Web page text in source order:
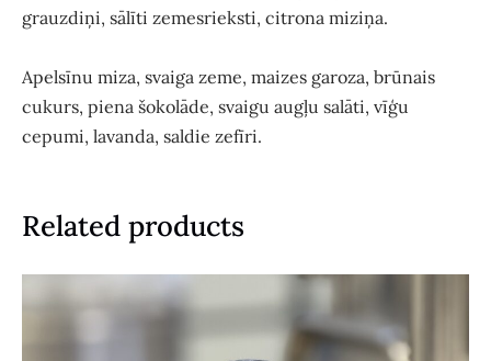
grauzdiņi, sālīti zemesrieksti, citrona miziņa.
Apelsīnu miza, svaiga zeme, maizes garoza, brūnais
cukurs, piena šokolāde, svaigu augļu salāti, vīģu
cepumi, lavanda, saldie zefīri.
Related products